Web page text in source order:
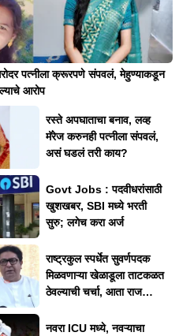
पत्नीला क्रूरपणे संपवलं, मेहुण्याकडून
आरोप
रस्ते अपघाताचा बनाव, लव्ह
मॅरेज करुनही पत्नीला संपवलं,
असं घडलं तरी काय?
Govt Jobs : पदवीधरांसाठी
खुशखबर, SBI मध्ये भरती
सुरु; लगेच करा अर्ज
राष्ट्रकुल स्पर्धेत सुवर्णपदक
मिळवणाऱ्या खेळाडूला ताटकळत
ठेवल्याची चर्चा, आता राज
नवरा ICU मध्ये, नवऱ्याचा